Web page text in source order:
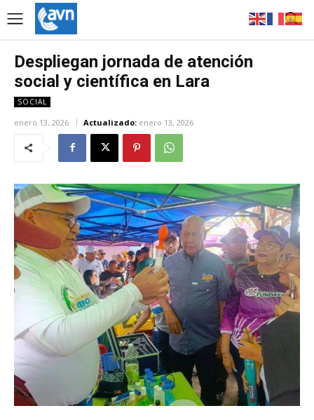
Despliegan jornada de atención
social y científica en Lara
SOCIAL
enero 13, 2026 Actualizado: enero 13, 2026